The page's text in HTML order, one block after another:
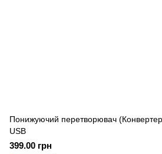
Понижуючий перетворювач
USB
399.00 грн